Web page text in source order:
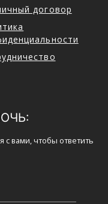
договор
с вами, чтобы ответить